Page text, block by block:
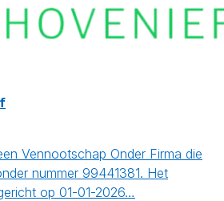
Vennootschap Onder Firma die
nummer 99441381. Het
op 01-01-2026…